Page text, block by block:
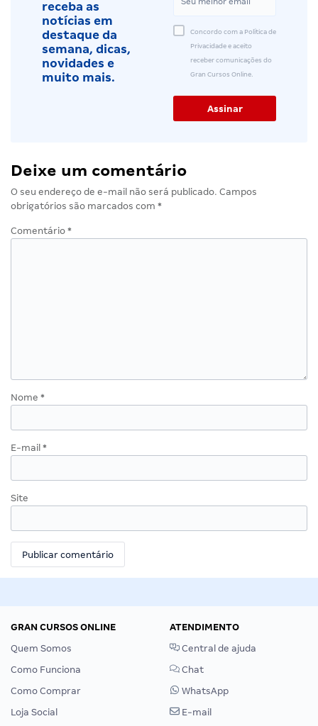
receba as
notícias em
destaque da
semana, dicas,
novidades e
muito mais.
Concordo com a Política de
Privacidade e aceito
receber comunicações do
Gran Cursos Online.
Deixe um comentário
O seu endereço de e-mail não será publicado. Campos
obrigatórios são marcados com *
Comentário *
Nome *
E-mail *
Site
GRAN CURSOS ONLINE
Quem Somos
Como Funciona
Como Comprar
Loja Social
ATENDIMENTO
Central de ajuda
Chat
WhatsApp
E-mail